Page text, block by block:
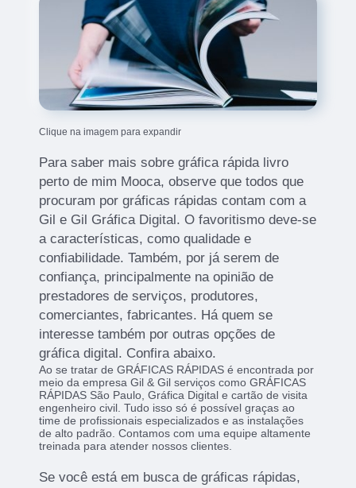
Clique na imagem para expandir
Para saber mais sobre gráfica rápida livro
perto de mim Mooca, observe que todos que
procuram por gráficas rápidas contam com a
Gil e Gil Gráfica Digital. O favoritismo deve-se
a características, como qualidade e
confiabilidade. Também, por já serem de
confiança, principalmente na opinião de
prestadores de serviços, produtores,
comerciantes, fabricantes. Há quem se
interesse também por outras opções de
gráfica digital. Confira abaixo.
Ao se tratar de GRÁFICAS RÁPIDAS é encontrada por
meio da empresa Gil & Gil serviços como GRÁFICAS
RÁPIDAS São Paulo, Gráfica Digital e cartão de visita
engenheiro civil. Tudo isso só é possível graças ao
time de profissionais especializados e as instalações
de alto padrão. Contamos com uma equipe altamente
treinada para atender nossos clientes.
Se você está em busca de gráficas rápidas,